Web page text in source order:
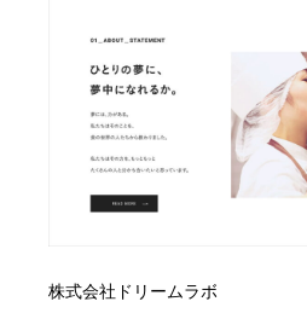
株式会社ドリームラボ